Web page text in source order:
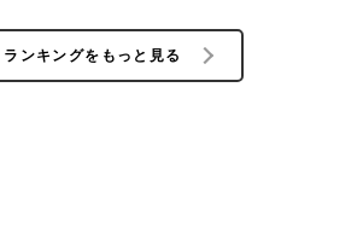
ランキングをもっと見る